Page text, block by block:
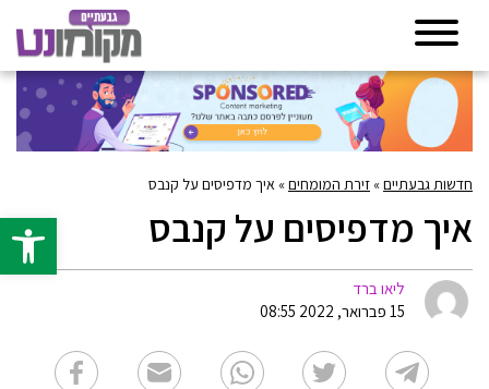
פתח
חדשות גבעתיים» זירת המומחים» איך מדפיסים על קנבס
איך מדפיסים על קנבס
ליאו ברד
15 פברואר, 2022 08:55